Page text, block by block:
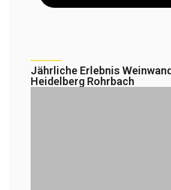
Jährliche Erlebnis
Heidelberg Rohrbach